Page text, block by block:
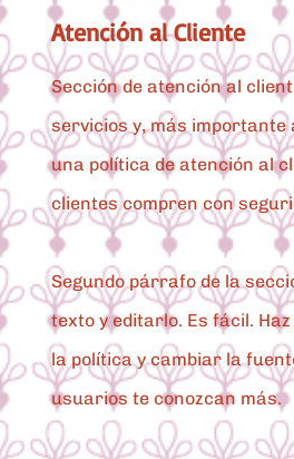
Atención al Cliente
Sección de atención al
servicios y, más
una política de atención al
clientes compren con
Segundo párrafo de la
texto y editarlo. Es fácil.
la política y cambiar la
usuarios te conozcan más.